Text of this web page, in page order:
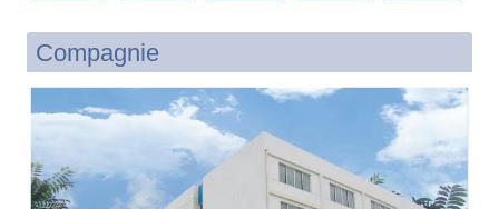
Compagnie